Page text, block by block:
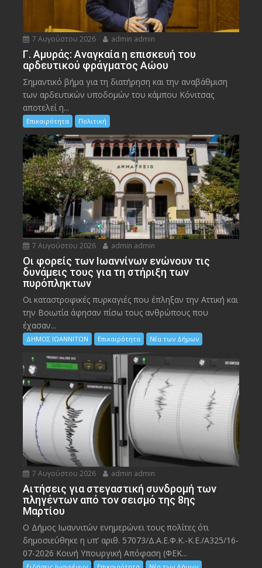
7 Αυγούστου 2026 admin admin
Γ. Αμυράς: Αναγκαία η επισκευή του
αρδευτικού φράγματος Αώου
Σημαντικό βήμα για τη διατήρηση και την αναβάθμιση
των αρδευτικών υποδομών του κάμπου Κόνιτσας
αποτελεί η...
Επικαιρότητα Πολιτική
7 Αυγούστου 2026 admin admin
Οι φορείς των Ιωαννίνων ενώνουν τις
δυνάμεις τους για τη στήριξη των
πυρόπληκτων
Οι καταστροφικές πυρκαγιές που έπληξαν την Αττική και
την Bοιωτία άφησαν πίσω τους ανθρώπους που
έχασαν...
ΔΗΜΟΣ ΙΩΑΝΝΙΤΩΝ Επικαιρότητα Νέα των Δήμων
7 Αυγούστου 2026 admin admin
Αιτήσεις για στεγαστική συνδρομή των
πληγέντων από τον σεισμό της 8ης
Μαρτίου
Ο Δήμος Ιωαννιτών ενημερώνει τους πολίτες ότι
δημοσιεύθηκε η υπ’ αριθ. 57073/Δ.Α.Ε.Φ.Κ.-Κ.Ε./Α325/16-
07-2026 Κοινή Υπουργική Απόφαση (ΦΕΚ...